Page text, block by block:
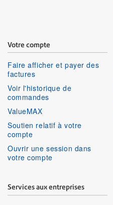
Votre compte
Faire afficher et payer des
factures
Voir l'historique de
commandes
ValueMAX
Soutien relatif à votre
compte
Ouvrir une session dans
votre compte
Services aux entreprises